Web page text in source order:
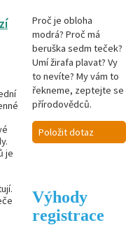
je
Proč je obloha
modrá? Proč má
beruška sedm teček?
Umí žirafa plavat? Vy
to nevíte? My vám to
řekneme, zeptejte se
přírodovědců.
Položit dotaz
Výhody
registrace